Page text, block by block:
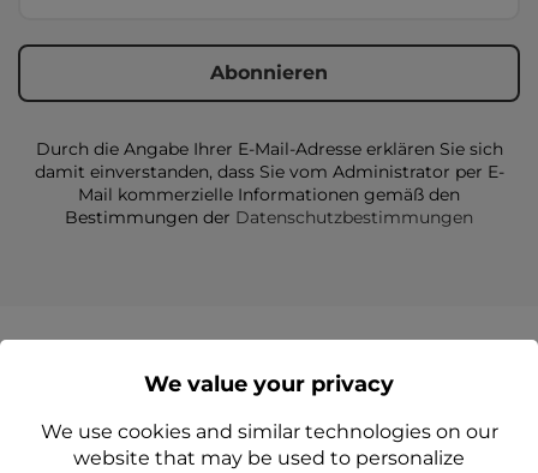
Durch die Angabe Ihrer E-Mail-Adresse erklären Sie sich
damit einverstanden, dass Sie vom Administrator per E-
Mail kommerzielle Informationen gemäß den
Bestimmungen der Datenschutzbestimmungen
GESCHÄFT
We value your privacy
We use cookies and similar technologies on our
website that may be used to personalize